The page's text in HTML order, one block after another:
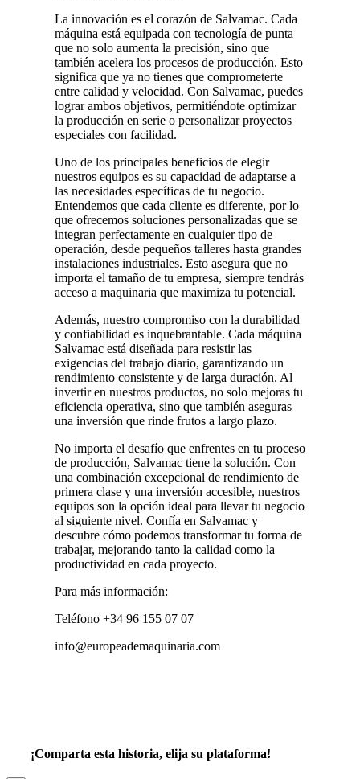
La innovación es el corazón de Salvamac. Cada
máquina está equipada con tecnología de punta
que no solo aumenta la precisión, sino que
también acelera los procesos de producción. Esto
significa que ya no tienes que comprometerte
entre calidad y velocidad. Con Salvamac, puedes
lograr ambos objetivos, permitiéndote optimizar
la producción en serie o personalizar proyectos
especiales con facilidad.
Uno de los principales beneficios de elegir
nuestros equipos es su capacidad de adaptarse a
las necesidades específicas de tu negocio.
Entendemos que cada cliente es diferente, por lo
que ofrecemos soluciones personalizadas que se
integran perfectamente en cualquier tipo de
operación, desde pequeños talleres hasta grandes
instalaciones industriales. Esto asegura que no
importa el tamaño de tu empresa, siempre tendrás
acceso a maquinaria que maximiza tu potencial.
Además, nuestro compromiso con la durabilidad
y confiabilidad es inquebrantable. Cada máquina
Salvamac está diseñada para resistir las
exigencias del trabajo diario, garantizando un
rendimiento consistente y de larga duración. Al
invertir en nuestros productos, no solo mejoras tu
eficiencia operativa, sino que también aseguras
una inversión que rinde frutos a largo plazo.
No importa el desafío que enfrentes en tu proceso
de producción, Salvamac tiene la solución. Con
una combinación excepcional de rendimiento de
primera clase y una inversión accesible, nuestros
equipos son la opción ideal para llevar tu negocio
al siguiente nivel. Confía en Salvamac y
descubre cómo podemos transformar tu forma de
trabajar, mejorando tanto la calidad como la
productividad en cada proyecto.
Para más información:
Teléfono +34 96 155 07 07
info@europeademaquinaria.com
¡Comparta esta historia, elija su plataforma!